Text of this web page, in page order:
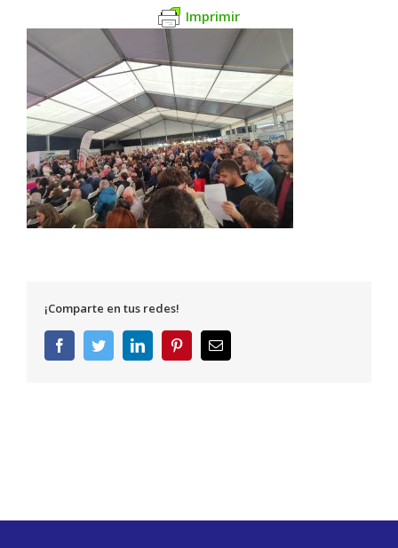
Imprimir
¡Comparte en tus redes!
FacebookTwitterLinkedInPinterestCorreo
electrónico